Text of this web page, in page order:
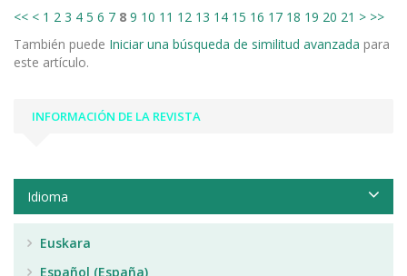
<< < 1 2 3 4 5 6 7 8 9 10 11 12 13 14 15 16 17 18 19 20 21 > >>
También puede Iniciar una búsqueda de similitud avanzada para
este artículo.
INFORMACIÓN DE LA REVISTA
Idioma
Euskara
Español (España)